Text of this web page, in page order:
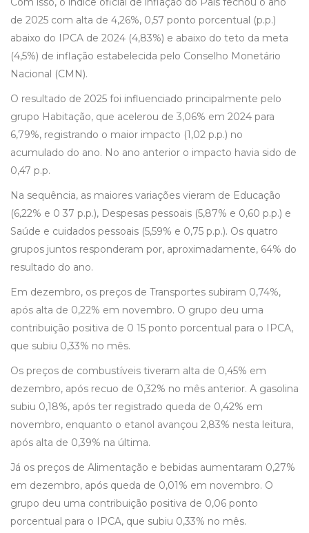
de 2025 com alta de 4,26%, 0,57 ponto porcentual (p.p.)
abaixo do IPCA de 2024 (4,83%) e abaixo do teto da meta
(4,5%) de inflação estabelecida pelo Conselho Monetário
Nacional (CMN).
O resultado de 2025 foi influenciado principalmente pelo
grupo Habitação, que acelerou de 3,06% em 2024 para
6,79%, registrando o maior impacto (1,02 p.p.) no
acumulado do ano. No ano anterior o impacto havia sido de
0,47 p.p.
Na sequência, as maiores variações vieram de Educação
(6,22% e 0 37 p.p.), Despesas pessoais (5,87% e 0,60 p.p.) e
Saúde e cuidados pessoais (5,59% e 0,75 p.p.). Os quatro
grupos juntos responderam por, aproximadamente, 64% do
resultado do ano.
Em dezembro, os preços de Transportes subiram 0,74%,
após alta de 0,22% em novembro. O grupo deu uma
contribuição positiva de 0 15 ponto porcentual para o IPCA,
que subiu 0,33% no mês.
Os preços de combustíveis tiveram alta de 0,45% em
dezembro, após recuo de 0,32% no mês anterior. A gasolina
subiu 0,18%, após ter registrado queda de 0,42% em
novembro, enquanto o etanol avançou 2,83% nesta leitura,
após alta de 0,39% na última.
Já os preços de Alimentação e bebidas aumentaram 0,27%
em dezembro, após queda de 0,01% em novembro. O
grupo deu uma contribuição positiva de 0,06 ponto
porcentual para o IPCA, que subiu 0,33% no mês.